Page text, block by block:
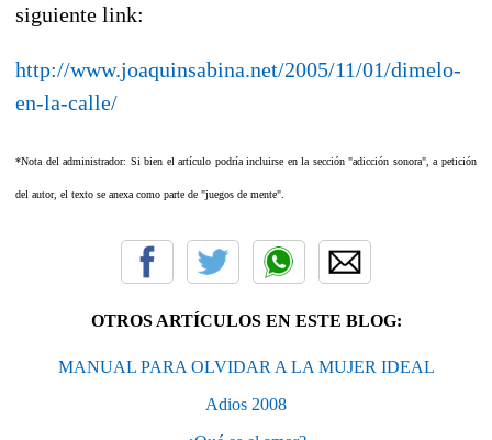
siguiente link:
http://www.joaquinsabina.net/2005/11/01/dimelo-
en-la-calle/
*Nota del administrador: Si bien el artículo podría incluirse en la sección "adicción sonora", a petición
del autor, el texto se anexa como parte de "juegos de mente".
OTROS ARTÍCULOS EN ESTE BLOG:
MANUAL PARA OLVIDAR A LA MUJER IDEAL
Adios 2008